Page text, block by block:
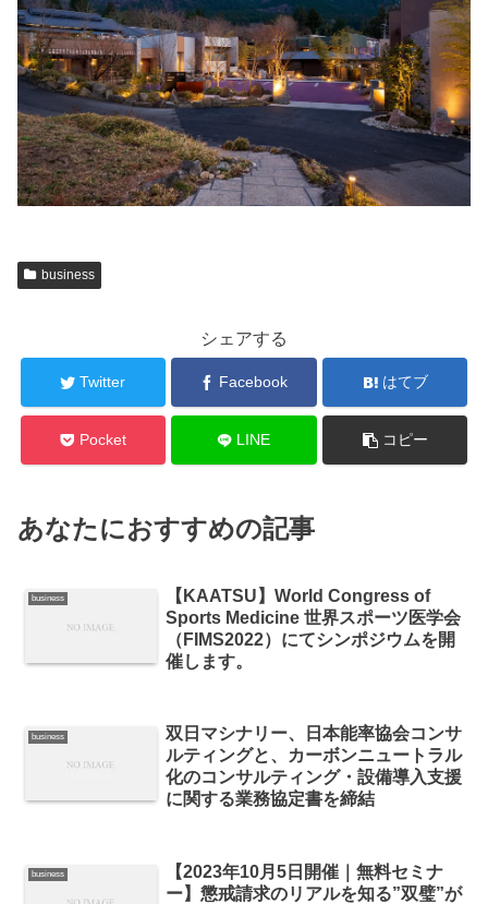
business
シェアする
Twitter Facebook はてブ
Pocket LINE コピー
あなたにおすすめの記事
business
【KAATSU】World Congress of
Sports Medicine 世界スポーツ医学会
（FIMS2022）にてシンポジウムを開
催します。
business
双日マシナリー、日本能率協会コンサ
ルティングと、カーボンニュートラル
化のコンサルティング・設備導入支援
に関する業務協定書を締結
business
【2023年10月5日開催｜無料セミナ
ー】懲戒請求のリアルを知る”双璧”が